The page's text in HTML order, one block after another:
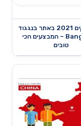
יום הרווקים 2021 באתר בנגגוד
Banggood – המבצעים הכי
טובים